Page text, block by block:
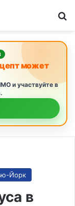
может
и участвуйте в
Йорк
в